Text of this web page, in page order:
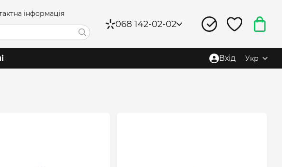
інформація
068 142-02-02
Вхід Укр